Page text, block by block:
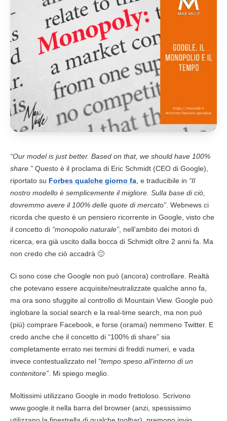
“Our model is just better. Based on that, we should have 100%
share.” Questo è il proclama di Eric Schmidt (CEO di Google),
riportato su Forbes qualche giorno fa , e traducibile in “Il
nostro modello è semplicemente il migliore. Sulla base di ciò,
dovremmo avere il 100% delle quote di mercato” . Webnews ci
ricorda che questo è un pensiero ricorrente in Google , visto che
il concetto di “monopolio naturale” , nell’ambito dei motori di
ricerca , era già uscito dalla bocca di Schmidt oltre 2 anni fa. Ma
non credo che ciò accadrà 🙂
Ci sono cose che Google non può (ancora) controllare. Realtà
che potevano essere acquisite/neutralizzate qualche anno fa,
ma ora sono sfuggite al controllo di Mountain View. Google può
inglobare la social search e la real-time search, ma non può
(più) comprare Facebook, e forse (oramai) nemmeno Twitter. E
credo anche che il concetto di “100% di share” sia
completamente errato nei termini di freddi numeri, e vada
invece contestualizzato nel “tempo speso all’interno di un
contenitore” . Mi spiego meglio.
Moltissimi utilizzano Google in modo frettoloso. Scrivono
www.google.it nella barra del browser (anzi, spessissimo